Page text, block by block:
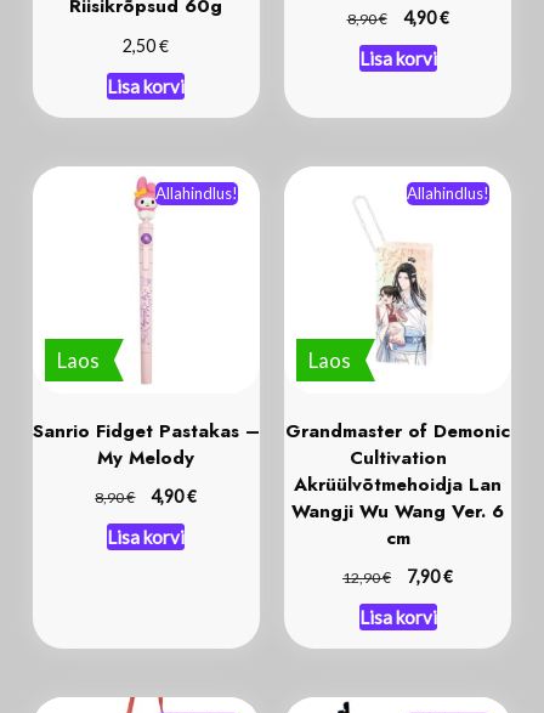
Riisikrõpsud 60g
2,50€
Lisa korvi
8,90€ 4,90€
Lisa korvi
Laos
Allahindlus!
Sanrio Fidget Pastakas –
My Melody
8,90€ 4,90€
Lisa korvi
Laos
Allahindlus!
Grandmaster of Demonic
Cultivation
Akrüülvõtmehoidja Lan
Wangji Wu Wang Ver. 6
cm
12,90€ 7,90€
Lisa korvi